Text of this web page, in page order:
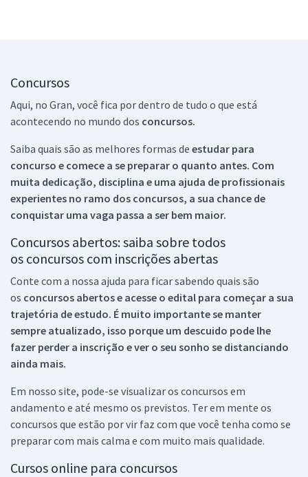
Concursos
Aqui, no Gran, você fica por dentro de tudo o que está
acontecendo no mundo dos concursos.
Saiba quais são as melhores formas de estudar para
concurso e comece a se preparar o quanto antes. Com
muita dedicação, disciplina e uma ajuda de profissionais
experientes no ramo dos concursos, a sua chance de
conquistar uma vaga passa a ser bem maior.
Concursos abertos: saiba sobre todos
os concursos com inscrições abertas
Conte com a nossa ajuda para ficar sabendo quais são
os concursos abertos e acesse o edital para começar a sua
trajetória de estudo. É muito importante se manter
sempre atualizado, isso porque um descuido pode lhe
fazer perder a inscrição e ver o seu sonho se distanciando
ainda mais.
Em nosso site, pode-se visualizar os concursos em
andamento e até mesmo os previstos. Ter em mente os
concursos que estão por vir faz com que você tenha como se
preparar com mais calma e com muito mais qualidade.
Cursos online para concursos